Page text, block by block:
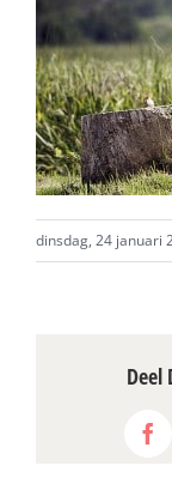
dinsdag, 24 januari
Deel